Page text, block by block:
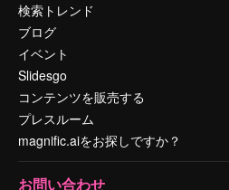
検索トレンド
ブログ
イベント
Slidesgo
コンテンツを販売する
プレスルーム
magnific.aiをお探しですか？
お問い合わせ